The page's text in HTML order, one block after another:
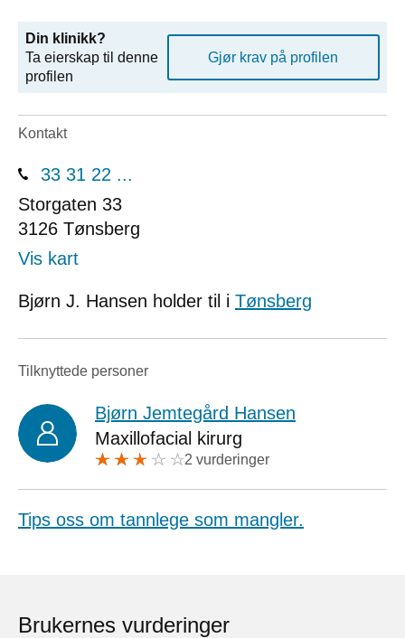
Din klinikk?
Ta eierskap til denne
profilen
Gjør krav på profilen
Kontakt
33 31 22 ...
Storgaten 33
3126 Tønsberg
Vis kart
Bjørn J. Hansen holder til i Tønsberg
Tilknyttede personer
Bjørn Jemtegård Hansen
Maxillofacial kirurg
2 vurderinger
Tips oss om tannlege som mangler.
Brukernes vurderinger